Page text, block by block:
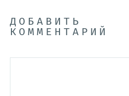
ДОБАВИТЬ
КОММЕНТАРИЙ